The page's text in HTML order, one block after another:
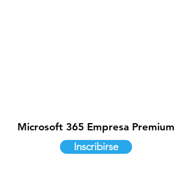
Microsoft 365 Empresa Premium
Inscribirse